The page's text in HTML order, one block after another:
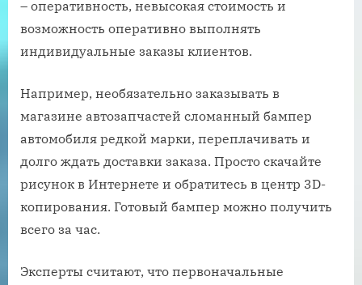
– оперативность, невысокая стоимость и
возможность оперативно выполнять
индивидуальные заказы клиентов.
Например, необязательно заказывать в
магазине автозапчастей сломанный бампер
автомобиля редкой марки, переплачивать и
долго ждать доставки заказа. Просто скачайте
рисунок в Интернете и обратитесь в центр 3D-
копирования. Готовый бампер можно получить
всего за час.
Эксперты считают, что первоначальные